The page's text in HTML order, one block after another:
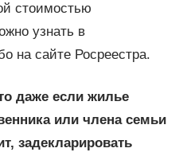
стоимостью
узнать в
на сайте Росреестра.
даже если жилье
или члена семьи
задекларировать